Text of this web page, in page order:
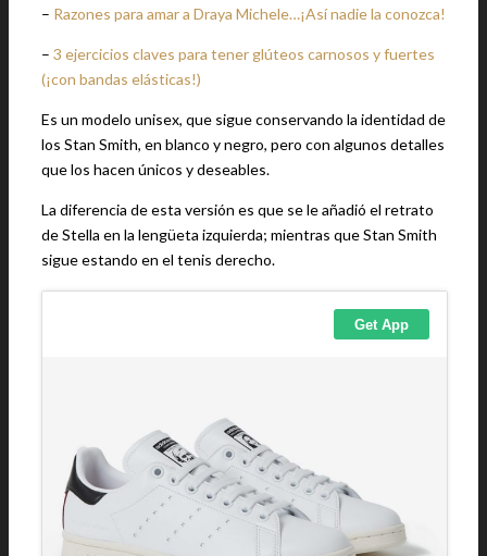
– Razones para amar a Draya Michele…¡Así nadie la conozca!
– 3 ejercicios claves para tener glúteos carnosos y fuertes
(¡con bandas elásticas!)
Es un modelo unisex, que sigue conservando la identidad de
los Stan Smith, en blanco y negro, pero con algunos detalles
que los hacen únicos y deseables.
La diferencia de esta versión es que se le añadió el retrato
de Stella en la lengüeta izquierda; mientras que Stan Smith
sigue estando en el tenis derecho.